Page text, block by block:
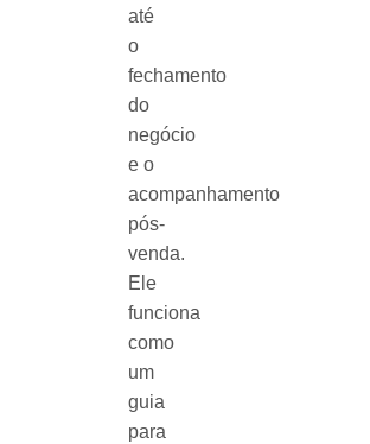
até
o
fechamento
do
negócio
e o
acompanhamento
pós-
venda.
Ele
funciona
como
um
guia
para